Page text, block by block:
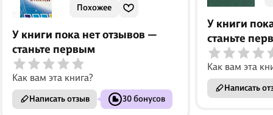
Похожее
У книги пока нет отзывов —
станьте первым
Как вам эта книга?
Написать отзыв 30 бонусов
У книги
станьте
Как вам эта
Написать